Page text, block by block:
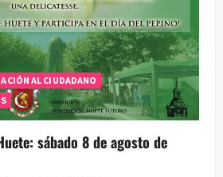
AL CIUDADANO
sábado 8 de agosto de